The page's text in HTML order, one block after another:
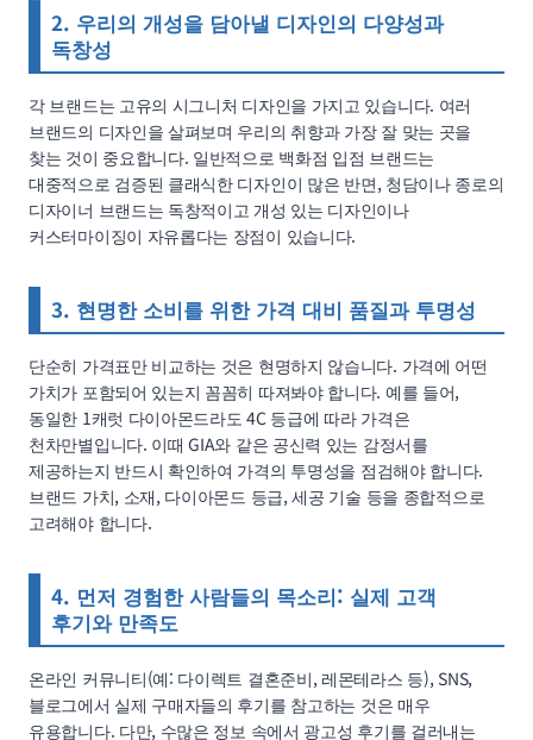
2. 우리의 개성을 담아낼 디자인의 다양성과
독창성
각 브랜드는 고유의 시그니처 디자인을 가지고 있습니다. 여러
브랜드의 디자인을 살펴보며 우리의 취향과 가장 잘 맞는 곳을
찾는 것이 중요합니다. 일반적으로 백화점 입점 브랜드는
대중적으로 검증된 클래식한 디자인이 많은 반면, 청담이나 종로의
디자이너 브랜드는 독창적이고 개성 있는 디자인이나
커스터마이징이 자유롭다는 장점이 있습니다.
3. 현명한 소비를 위한 가격 대비 품질과 투명성
단순히 가격표만 비교하는 것은 현명하지 않습니다. 가격에 어떤
가치가 포함되어 있는지 꼼꼼히 따져봐야 합니다. 예를 들어,
동일한 1캐럿 다이아몬드라도 4C 등급에 따라 가격은
천차만별입니다. 이때 GIA와 같은 공신력 있는 감정서를
제공하는지 반드시 확인하여 가격의 투명성을 점검해야 합니다.
브랜드 가치, 소재, 다이아몬드 등급, 세공 기술 등을 종합적으로
고려해야 합니다.
4. 먼저 경험한 사람들의 목소리: 실제 고객
후기와 만족도
온라인 커뮤니티(예: 다이렉트 결혼준비, 레몬테라스 등), SNS,
블로그에서 실제 구매자들의 후기를 참고하는 것은 매우
유용합니다. 다만, 수많은 정보 속에서 광고성 후기를 걸러내는